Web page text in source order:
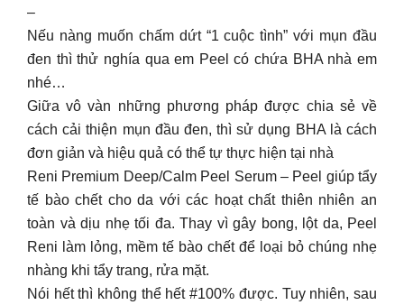
–
Nếu nàng muốn chấm dứt “1 cuộc tình” với mụn đầu
đen thì thử nghía qua em Peel có chứa BHA nhà em
nhé…
Giữa vô vàn những phương pháp được chia sẻ về
cách cải thiện mụn đầu đen, thì sử dụng BHA là cách
đơn giản và hiệu quả có thể tự thực hiện tại nhà
Reni Premium Deep/Calm Peel Serum – Peel giúp tẩy
tế bào chết cho da với các hoạt chất thiên nhiên an
toàn và dịu nhẹ tối đa. Thay vì gây bong, lột da, Peel
Reni làm lỏng, mềm tế bào chết để loại bỏ chúng nhẹ
nhàng khi tẩy trang, rửa mặt.
Nói hết thì không thể hết #100% được. Tuy nhiên, sau